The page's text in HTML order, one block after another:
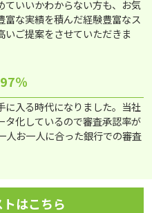
ていいかわからない方も、お気
な実績を積んだ経験豊富なス
ご提案をさせていただきま
％
入る時代になりました。当社
タ化しているので審査承認率が
人お一人に合った銀行での審査
はこちら